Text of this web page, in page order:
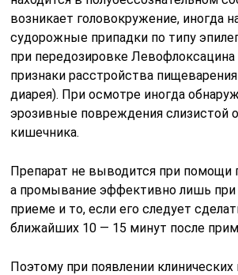
возникает головокружение, иногда
судорожные припадки по типу
при передозировке
признаки расстройства
диарея). При осмотре иногда
эрозивные повреждения слизистой
кишечника.
Препарат не выводится при помощи
а промывание эффективно лишь при
приеме и то, если его следует
ближайших 10 — 15 минут после
Поэтому при появлении клинических